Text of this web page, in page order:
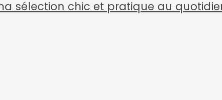
sélection chic et pratique au